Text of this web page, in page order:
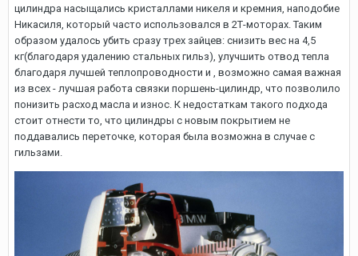
цилиндра насыщались кристаллами никеля и кремния, наподобие
Никасиля, который часто использовался в 2Т-моторах. Таким
образом удалось убить сразу трех зайцев: снизить вес на 4,5
кг(благодаря удалению стальных гильз), улучшить отвод тепла
благодаря лучшей теплопроводности и , возможно самая важная
из всех - лучшая работа связки поршень-цилиндр, что позволило
понизить расход масла и износ. К недостаткам такого подхода
стоит отнести то, что цилиндры с новым покрытием не
поддавались переточке, которая была возможна в случае с
гильзами.